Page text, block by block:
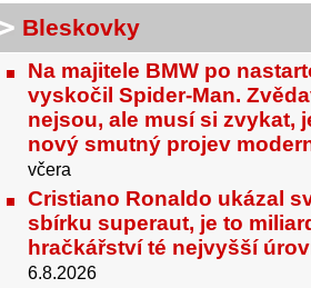
Bleskovky
Na majitele BMW po
vyskočil Spider-Man.
nejsou, ale musí si zvykat,
nový smutný projev
včera
Cristiano Ronaldo ukázal
sbírku superaut, je to
hračkářství té nejvyšší
6.8.2026